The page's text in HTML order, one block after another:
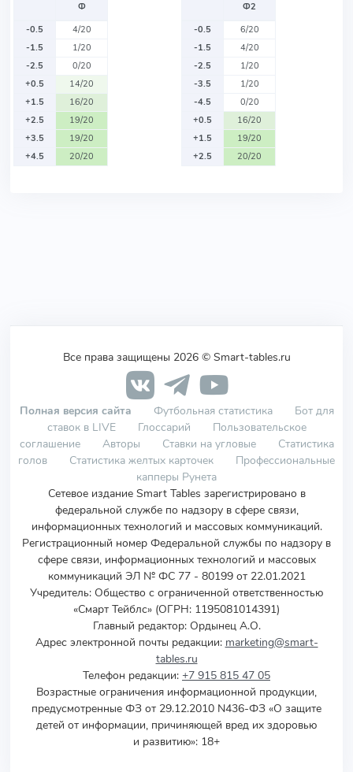
Ф
-0.5
4/20
-1.5
1/20
-2.5
0/20
+0.5
14/20
+1.5
16/20
+2.5
19/20
+3.5
19/20
+4.5
20/20
Ф2
-0.5
6/20
-1.5
4/20
-2.5
1/20
-3.5
1/20
-4.5
0/20
+0.5
16/20
+1.5
19/20
+2.5
20/20
Все права защищены 2026 © Smart-tables.ru
Полная версия сайта Футбольная статистика
Бот для
ставок в LIVE
Глоссарий
Пользовательское
соглашение
Авторы Ставки на угловые
Статистика
голов
Статистика желтых карточек
Профессиональные
капперы Рунета
Сетевое издание Smart Tables зарегистрировано в
федеральной службе по надзору в сфере связи,
информационных технологий и массовых коммуникаций.
Регистрационный номер Федеральной службы по надзору в
сфере связи, информационных технологий и массовых
коммуникаций ЭЛ № ФС 77 - 80199 от 22.01.2021
Учредитель: Общество с ограниченной ответственностью
«Смарт Тейблс» (ОГРН: 1195081014391)
Главный редактор: Ордынец А.О.
Адрес электронной почты редакции: marketing@smart-
tables.ru
Телефон редакции: +7 915 815 47 05
Возрастные ограничения информационной продукции,
предусмотренные ФЗ от 29.12.2010 N436-ФЗ «О защите
детей от информации, причиняющей вред их здоровью
и развитию»: 18+